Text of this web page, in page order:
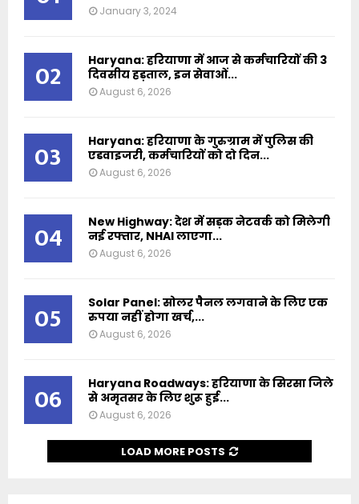
January 3, 2024
02
Haryana: हरियाणा में आज से कर्मचारियों की 3
दिवसीय हड़ताल, इन सेवाओं...
August 6, 2026
03
Haryana: हरियाणा के गुरुग्राम में पुलिस की
एडवाइजरी, कर्मचारियों को दो दिन...
August 6, 2026
04
New Highway: देश में सड़क नेटवर्क को मिलेगी
नई रफ्तार, NHAI लाएगा...
August 6, 2026
05
Solar Panel: सोलर पैनल लगवाने के लिए एक
रुपया नहीं होगा खर्च,...
August 6, 2026
06
Haryana Roadways: हरियाणा के सिरसा जिले
से अमृतसर के लिए शुरू हुई...
August 6, 2026
LOAD MORE POSTS